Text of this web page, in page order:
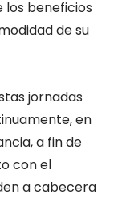
los beneficios
de su
jornadas
en
a fin de
con el
a cabecera